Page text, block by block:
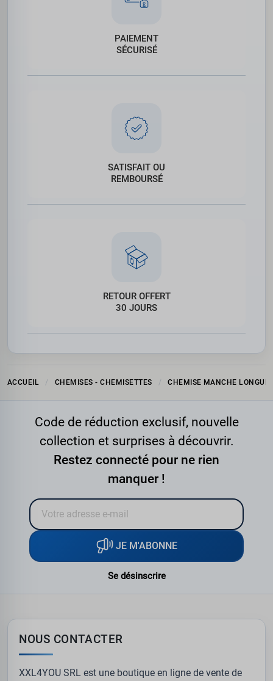
PAIEMENT
SÉCURISÉ
SATISFAIT OU
REMBOURSÉ
RETOUR OFFERT
30 JOURS
ACCUEIL CHEMISES - CHEMISETTES CHEMISE MANCHE LONGUE
Code de réduction exclusif, nouvelle
collection et surprises à découvrir.
Restez connecté pour ne rien
manquer !
JE M'ABONNE
Se désinscrire
NOUS CONTACTER
XXL4YOU SRL est une boutique en ligne de vente de